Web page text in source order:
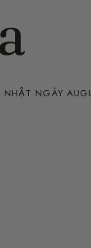
NHẬT NGÀY